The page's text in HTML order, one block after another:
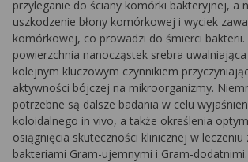
przyleganie do ściany komórki bakteryjnej, a
uszkodzenie błony komórkowej i wyciek
komórkowej, co prowadzi do śmierci bakterii.
powierzchnia nanocząstek srebra
kolejnym kluczowym czynnikiem
aktywności bójczej na mikroorganizmy.
potrzebne są dalsze badania w celu
koloidalnego in vivo, a także określenia
osiągnięcia skuteczności klinicznej w leczeniu
bakteriami Gram-ujemnymi i Gram-dodatnimi.